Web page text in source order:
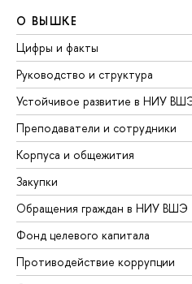
О ВЫШКЕ
Цифры и факты
Руководство и структура
Устойчивое развитие в НИУ
Преподаватели и сотрудники
Корпуса и общежития
Закупки
Обращения граждан в НИУ ВШЭ
Фонд целевого капитала
Противодействие коррупции